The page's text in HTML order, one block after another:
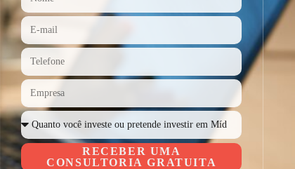
RECEBER UMA
CONSULTORIA GRATUITA